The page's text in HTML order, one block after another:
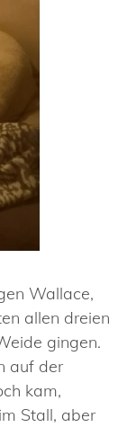
Wallace,
allen dreien
gingen.
auf der
kam,
Stall, aber